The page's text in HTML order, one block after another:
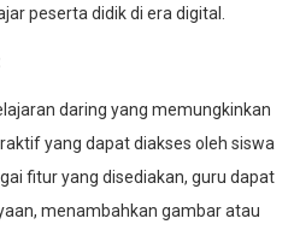
peserta didik di era digital.
daring yang memungkinkan
yang dapat diakses oleh siswa
fitur yang disediakan, guru dapat
menambahkan gambar atau